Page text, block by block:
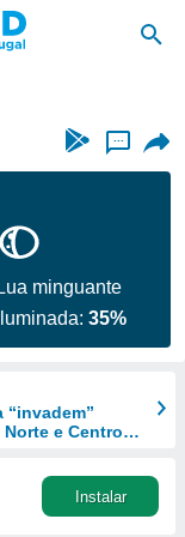
...
Lua minguante
Iluminada:35%
“invadem”
e Centro
Instalar